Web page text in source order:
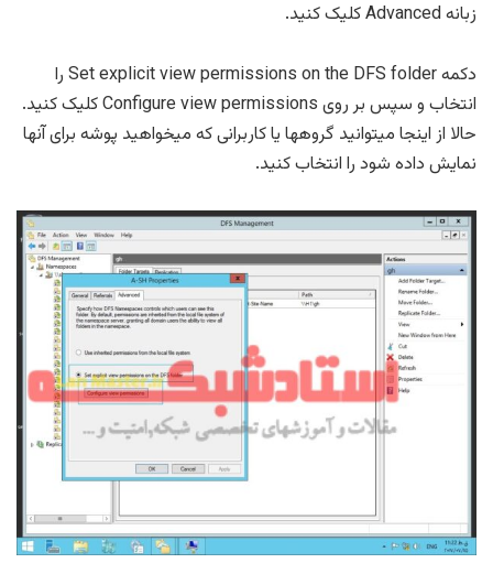
زبانه Advanced کلیک کنید.
دکمه Set explicit view permissions on the DFS folder را
انتخاب و سپس بر روی Configure view permissions کلیک کنید.
حالا از اینجا میتوانید گروهها یا کاربرانی که میخواهید پوشه برای آنها
نمایش داده شود را انتخاب کنید.